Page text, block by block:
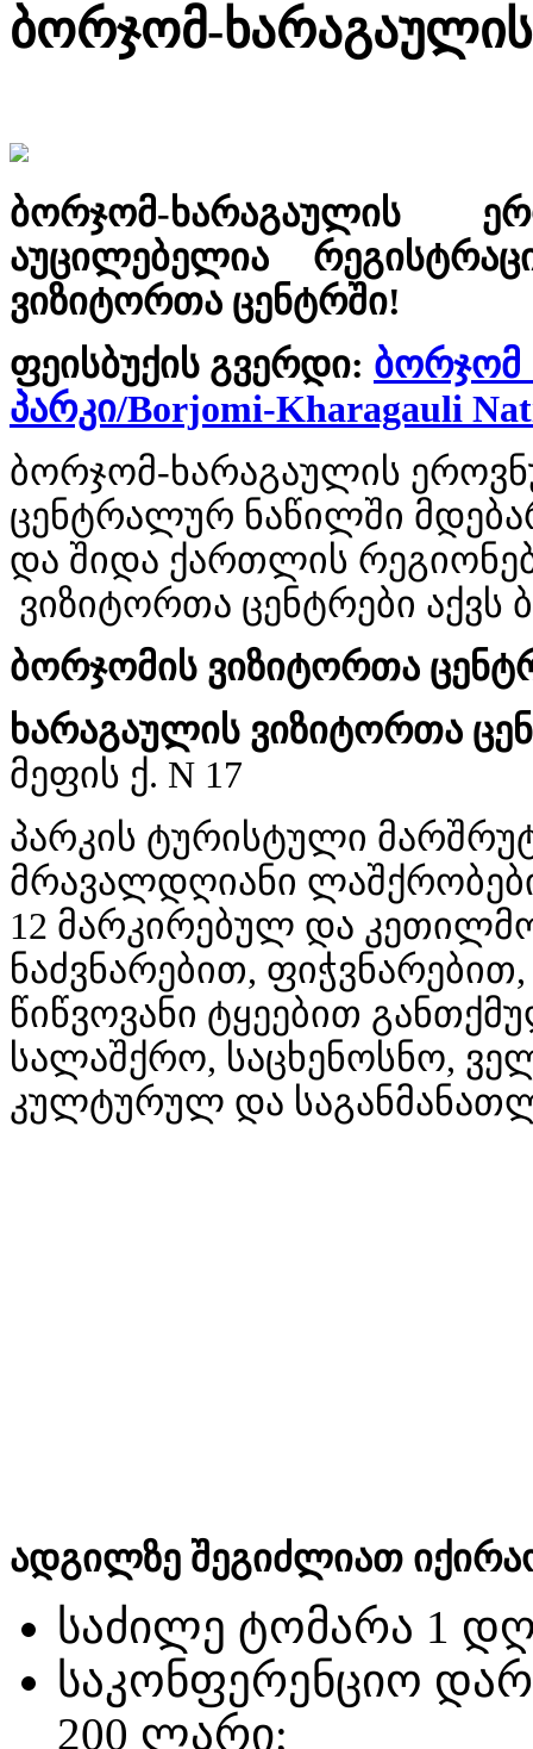
ბორჯომ-
ბორჯომ-ხარაგაულის
აუცილებელია
ვიზიტორთა ცენტრში!
ფეისბუქის გვერდი: ბორჯომ
პარკი/Borjomi-Kharagauli
ბორჯომ-ხარაგაულის
ცენტრალურ ნაწილში
და შიდა ქართლის
ვიზიტორთა ცენტრები
ბორჯომის ვიზიტორთა
ხარაგაულის ვიზიტორთა
მეფის ქ. N 17
პარკის ტურისტული
მრავალდღიანი
12 მარკირებულ და
ნაძვნარებით,
წიწვოვანი ტყეებით
სალაშქრო, საცხენოსნო,
კულტურულ და
ადგილზე შეგიძლიათ
საძილე ტომარა 1
საკონფერენციო
200 ლარი;